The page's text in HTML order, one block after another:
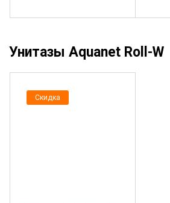
Унитазы Aquanet Roll-W
Скидка